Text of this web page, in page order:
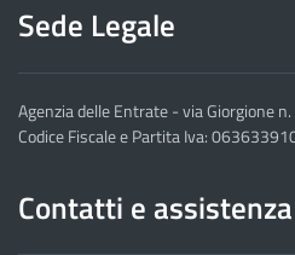
Sede Legale
Agenzia delle Entrate - via Giorgione
Codice Fiscale e Partita Iva:
Contatti e assistenza